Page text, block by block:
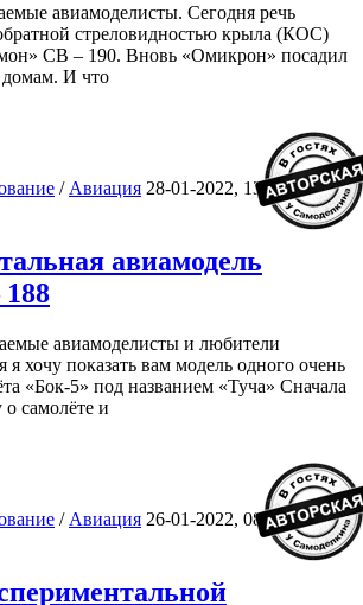
авиамоделисты. Сегодня речь
стреловидностью крыла (КОС)
СВ – 190. Вновь «Омикрон» посадил
И что
/ Авиация 28-01-2022, 13:40 5
авиамодель
авиамоделисты и любители
хочу показать вам модель одного очень
«Бок-5» под названием «Туча» Сначала
самолёте и
/ Авиация 26-01-2022, 08:42 4